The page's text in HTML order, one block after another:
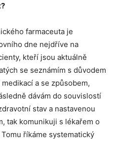
farmaceuta je
dne nejdříve na
kteří jsou aktuálně
se seznámím s důvodem
a se způsobem,
dávám do souvislostí
stav a nastavenou
tak komunikuji s lékařem o
říkáme systematický